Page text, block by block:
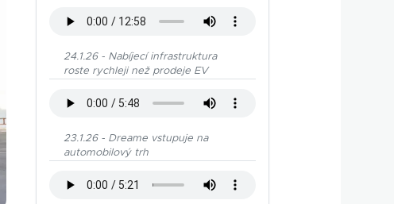
24.1.26 - Nabíjecí infrastruktura
roste rychleji než prodeje EV
23.1.26 - Dreame vstupuje na
automobilový trh